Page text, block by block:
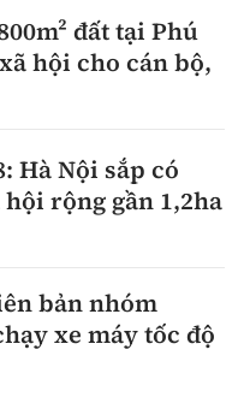
đất tại Phú
hội cho cán bộ,
Hà Nội sắp có
rộng gần 1,2ha
bản nhóm
xe máy tốc độ